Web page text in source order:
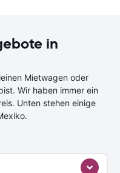
in
Mietwagen oder
Wir haben immer ein
Unten stehen einige